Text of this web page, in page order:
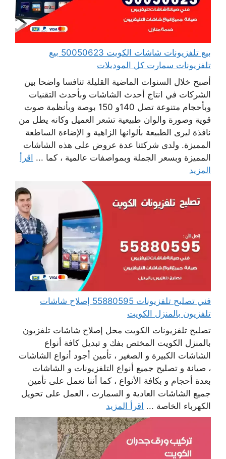
بيع تلفزيونات شاشات الكويت 50050623 بيع
تلفزيونات سمارت كل الموديلات
أصبح خلال السنوات الماضية القليلة تنافسا واضحا بين
الشركات في انتاج أحدث الشاشات وبأحدث التقنيات
وبأحجام متنوعة تصل 140و 150 بوصة وبأنظمة صوت
قوية وصورة والوان طبيعية تشعر العميل وكانه يطل من
نافذة ليرى الطبيعة بألوانها الزاهية و الإضاءة الساطعة
المميزة. ولدى شركتنا عدة عروض على هذه الشاشات
المميزة وبسعر الجملة وبمواصفات عالمية ، كما ... اقرأ
المزيد
فني تصليح تلفزيونات 55880595 إصلاح شاشات
تلفزيون بالمنزل الكويت
تصليح تلفزيونات الكويت محل إصلاح شاشات تلفزيون
بالمنزل الكويت المختص بفك و تبديل كافة أنواع
الشاشات الكبيرة و الصغير ، تأمين أجود أنواع الشاشات
، صيانة و تصليح جميع أنواع التلفزيونات و الشاشات
بعدة أحجام و بكافة الأنواع ، كما أننا نعمل على تأمين
جميع الشاشات العادية و السمارت ، العمل على تحويل
الكهرباء الخاصة ... اقرأ المزيد